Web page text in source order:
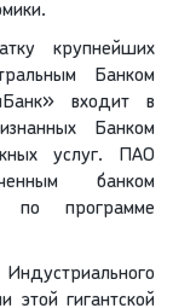
крупнейших
Банком
входит в
Банком
услуг. ПАО
банком
по программе
этой гигантской